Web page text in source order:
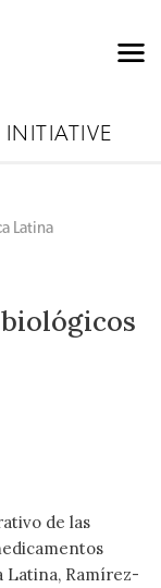
Latina
de las
Latina, Ramírez-